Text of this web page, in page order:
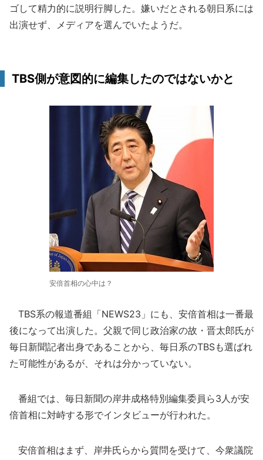
ゴして精力的に説明行脚した。嫌いだとされる朝日系には
出演せず、メディアを選んでいたようだ。
TBS側が意図的に編集したのではないかと
安倍首相の心中は？
TBS系の報道番組「NEWS23」にも、安倍首相は一番最
後になって出演した。父親で同じ政治家の故・晋太郎氏が
毎日新聞記者出身であることから、毎日系のTBSも選ばれ
た可能性があるが、それは分かっていない。
番組では、毎日新聞の岸井成格特別編集委員ら3人が安
倍首相に対峙する形でインタビューが行われた。
安倍首相はまず、岸井氏らから質問を受けて、今衆議院